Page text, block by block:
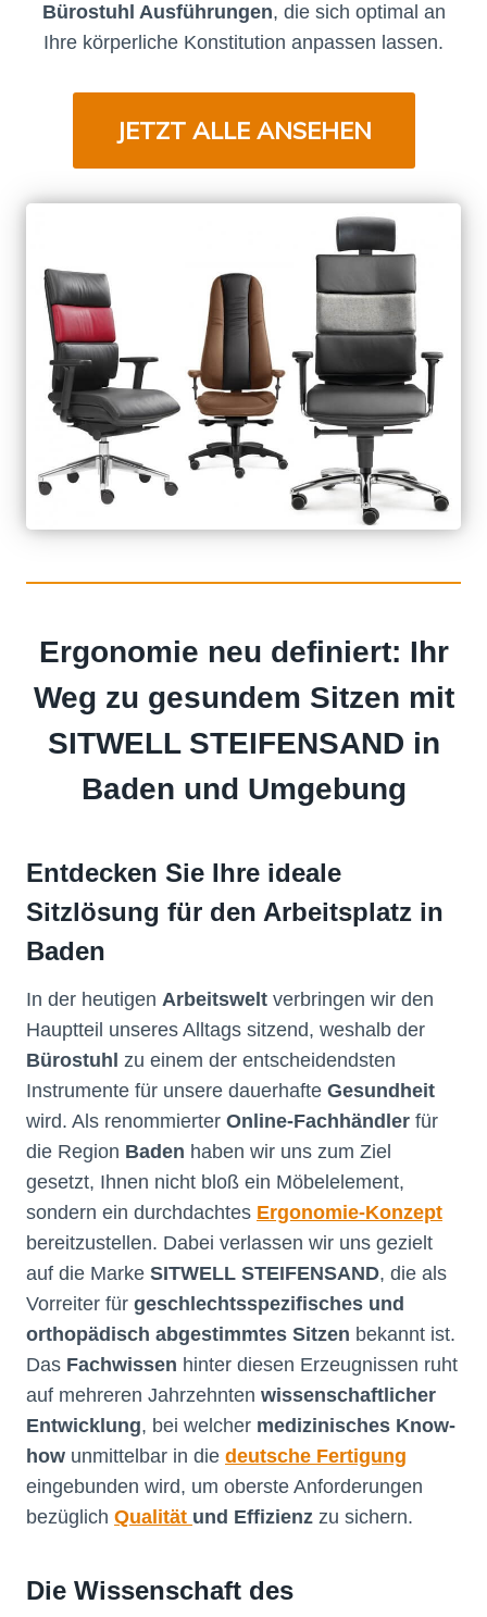
Bürostuhl Ausführungen, die sich optimal an
Ihre körperliche Konstitution anpassen lassen.
JETZT ALLE ANSEHEN
Ergonomie neu definiert: Ihr
Weg zu gesundem Sitzen mit
SITWELL STEIFENSAND in
Baden und Umgebung
Entdecken Sie Ihre ideale
Sitzlösung für den Arbeitsplatz in
Baden
In der heutigen Arbeitswelt verbringen wir den
Hauptteil unseres Alltags sitzend, weshalb der
Bürostuhl zu einem der entscheidendsten
Instrumente für unsere dauerhafte Gesundheit
wird. Als renommierter Online-Fachhändler für
die Region Baden haben wir uns zum Ziel
gesetzt, Ihnen nicht bloß ein Möbelelement,
sondern ein durchdachtes Ergonomie-Konzept
bereitzustellen. Dabei verlassen wir uns gezielt
auf die Marke SITWELL STEIFENSAND, die als
Vorreiter für geschlechtsspezifisches und
orthopädisch abgestimmtes Sitzen bekannt ist.
Das Fachwissen hinter diesen Erzeugnissen ruht
auf mehreren Jahrzehnten wissenschaftlicher
Entwicklung, bei welcher medizinisches Know-
how unmittelbar in die deutsche Fertigung
eingebunden wird, um oberste Anforderungen
bezüglich Qualität und Effizienz zu sichern.
Die Wissenschaft des